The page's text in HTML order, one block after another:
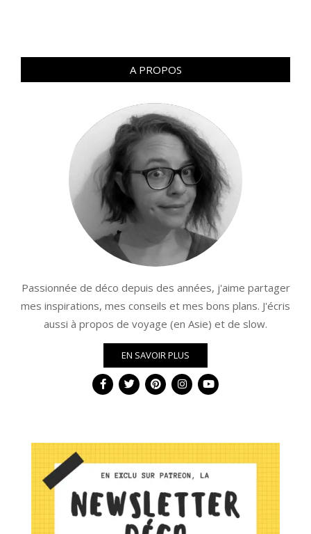
A PROPOS
Passionnée de déco depuis des années, j'aime partager
mes inspirations, mes conseils et mes bons plans. J'écris
aussi à propos de voyage (en Asie) et de slow.
EN SAVOIR PLUS